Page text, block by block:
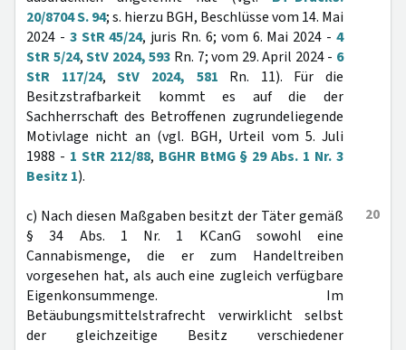
20/8704 S. 94; s. hierzu BGH, Beschlüsse vom 14. Mai
2024 - 3 StR 45/24, juris Rn. 6; vom 6. Mai 2024 -4
StR 5/24,StV 2024, 593 Rn. 7; vom 29. April 2024 - 6
StR 117/24,StV 2024, 581 Rn. 11). Für die
Besitzstrafbarkeit kommt es auf die der
Sachherrschaft des Betroffenen zugrundeliegende
Motivlage nicht an (vgl. BGH, Urteil vom 5. Juli
1988 - 1 StR 212/88, BGHR BtMG § 29 Abs. 1 Nr. 3
Besitz 1).
20
c) Nach diesen Maßgaben besitzt der Täter gemäß
§ 34 Abs. 1 Nr. 1 KCanG sowohl eine
Cannabismenge, die er zum Handeltreiben
vorgesehen hat, als auch eine zugleich verfügbare
Eigenkonsummenge. Im
Betäubungsmittelstrafrecht verwirklicht selbst
der gleichzeitige Besitz verschiedener